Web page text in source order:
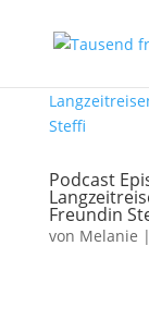
Podcast
Freundin
von Melanie |